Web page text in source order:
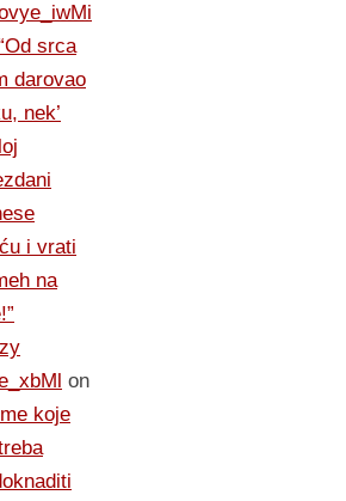
srca
darovao
nek’
i vrati
na
on
koje